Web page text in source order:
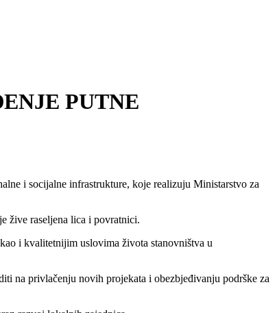
PUTNE
i socijalne infrastrukture, koje realizuju Ministarstvo za
žive raseljena lica i povratnici.
i kvalitetnijim uslovima života stanovništva u
na privlačenju novih projekata i obezbjeđivanju podrške za